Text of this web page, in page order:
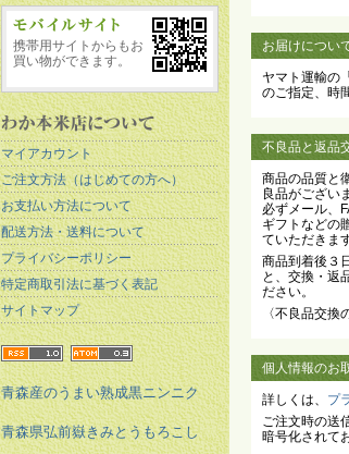
お届けについ
ヤマト運輸の
のご指定、時
不良品と返品
商品の品質と
良品がござい
必ずメール、
ギフトなどの
ていただきます
商品到着後３
と、交換・返
ださい。
〈不良品交換
個人情報のお
詳しくは、 プ
ご注文時の送
暗号化されて
携帯用サイトからもお
買い物ができます。
マイアカウント
ご注文方法（はじめての方へ）
お支払い方法について
配送方法・送料について
プライバシーポリシー
特定商取引法に基づく表記
サイトマップ
青森産のうまい熟成黒ニンニク
青森県弘前嶽きみとうもろこし